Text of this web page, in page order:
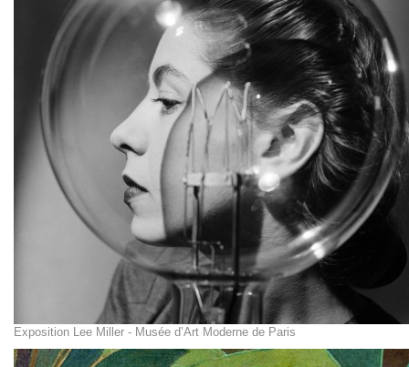
Exposition Lee Miller - Musée d’Art Moderne de Paris